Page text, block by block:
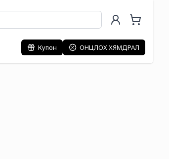
Купон ОНЦЛОХ ХЯМДРАЛ